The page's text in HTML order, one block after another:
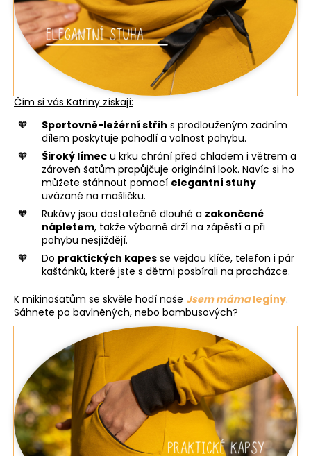
Čím si vás Katriny získají:
Sportovně-ležérní střih s prodlouženým zadním
dílem poskytuje pohodlí a volnost pohybu.
Široký límec u krku chrání před chladem i větrem a
zároveň šatům propůjčuje originální look. Navíc si ho
můžete stáhnout pomocí elegantní stuhy
uvázané na mašličku.
Rukávy jsou dostatečně dlouhé a zakončené
nápletem, takže výborně drží na zápěstí a při
pohybu nesjíždějí.
Do praktických kapes se vejdou klíče, telefon i pár
kaštánků, které jste s dětmi posbírali na procházce.
K mikinošatům se skvěle hodí naše Jsem mámalegíny.
Sáhnete po bavlněných, nebo bambusových?